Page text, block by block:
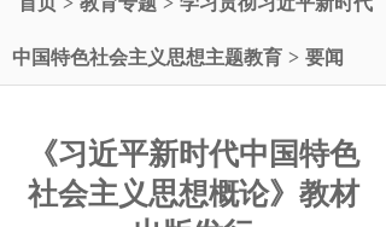
中国特色社会主义思想主题教育 > 要闻
《习近平新时代中国特色
社会主义思想概论》教材